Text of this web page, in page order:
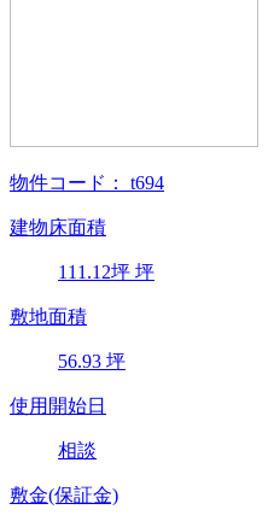
物件コード： t694
建物床面積
111.12坪 坪
敷地面積
56.93 坪
使用開始日
相談
敷金(保証金)